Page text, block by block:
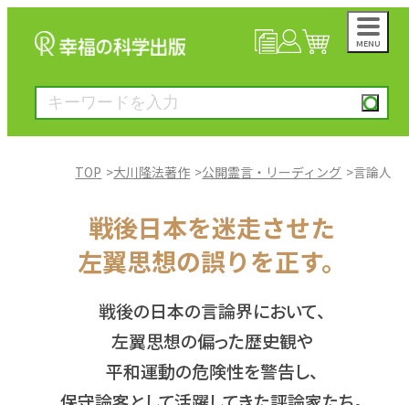
MENU
大川隆法著作
一般書
絵本
雑誌
TOP 大川隆法著作 公開霊言・リーディング 言論人
戦後日本を迷走させた
左翼思想の誤りを正す。
戦後の日本の言論界において、
左翼思想の偏った歴史観や
平和運動の危険性を警告し、